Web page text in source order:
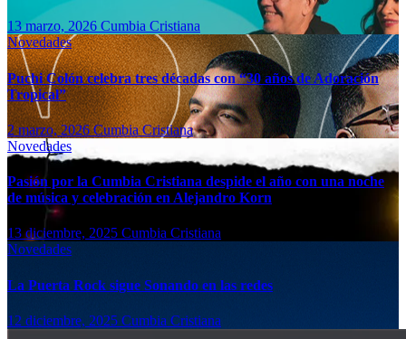
13 marzo, 2026 Cumbia Cristiana
Novedades
Puchi Colón celebra tres décadas con “30 años de Adoración
Tropical”
2 marzo, 2026Cumbia Cristiana
Novedades
Pasión por la Cumbia Cristiana despide el año con una noche
de música y celebración en Alejandro Korn
13 diciembre, 2025 Cumbia Cristiana
Novedades
La Puerta Rock sigue Sonando en las redes
12 diciembre, 2025 Cumbia Cristiana